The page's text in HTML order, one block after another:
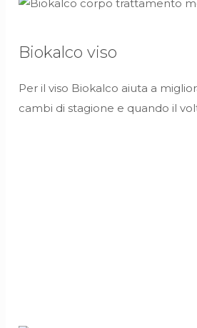
Biokalco viso
Per il viso Biokalco aiuta a
cambi di stagione e quando il